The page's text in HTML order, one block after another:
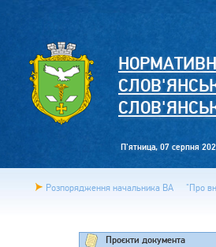
П'ятница, 07 серпня
Розпорядження начальника ВА "Про
Проєкти документа